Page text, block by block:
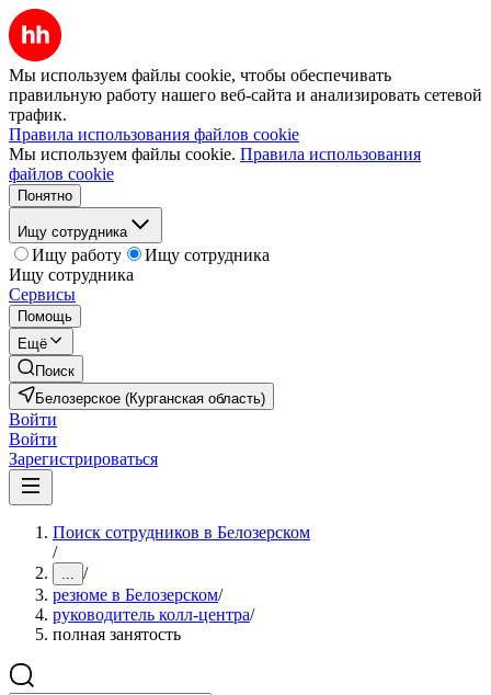
Мы используем файлы cookie, чтобы обеспечивать
правильную работу нашего веб-сайта и анализировать сетевой
трафик.
Правила использования файлов cookie
Мы используем файлы cookie. Правила использования
файлов cookie
Понятно
Ищу сотрудника
Ищу работу
Ищу сотрудника
Ищу сотрудника
Сервисы
Помощь
Ещё
Поиск
Белозерское (Курганская область)
Войти
Войти
Зарегистрироваться
Поиск сотрудников в Белозерском
/
... /
резюме в Белозерском/
руководитель колл-центра/
полная занятость